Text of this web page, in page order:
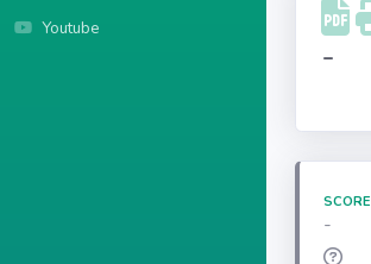
Youtube
-
SCORE
-